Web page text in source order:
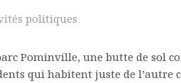
politiques
Pominville, une butte de sol
qui habitent juste de l’autre